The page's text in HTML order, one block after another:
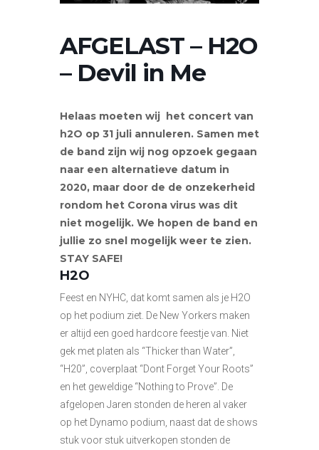
AFGELAST – H2O
– Devil in Me
Helaas moeten wij het concert van
h2O op 31 juli annuleren. Samen met
de band zijn wij nog opzoek gegaan
naar een alternatieve datum in
2020, maar door de de onzekerheid
rondom het Corona virus was dit
niet mogelijk. We hopen de band en
jullie zo snel mogelijk weer te zien.
STAY SAFE!
H2O
Feest en NYHC, dat komt samen als je H2O
op het podium ziet. De New Yorkers maken
er altijd een goed hardcore feestje van. Niet
gek met platen als “Thicker than Water”,
“H20”, coverplaat “Dont Forget Your Roots”
en het geweldige “Nothing to Prove”. De
afgelopen Jaren stonden de heren al vaker
op het Dynamo podium, naast dat de shows
stuk voor stuk uitverkopen stonden de